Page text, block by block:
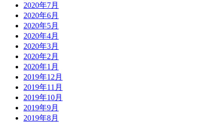
2020年7月
2020年6月
2020年5月
2020年4月
2020年3月
2020年2月
2020年1月
2019年12月
2019年11月
2019年10月
2019年9月
2019年8月